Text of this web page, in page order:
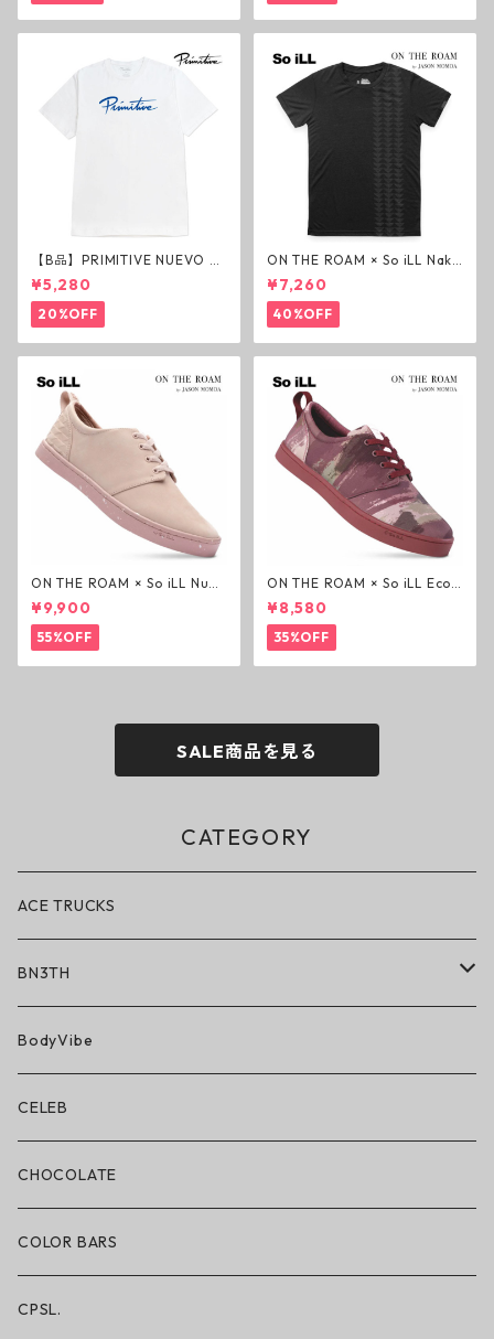
【B品】PRIMITIVE NUEVO SC
RIPT HW TEE WHITE ヘビー
ウェイトTシャツ ホワイト プ
リミティブ
¥5,280
20%OFF
ON THE ROAM × So iLL Nako
a Tee Tシャツ ウルフブラック
オンザローム ジェイソンモモ
ア OTR ビンテージ加工
¥7,260
40%OFF
ON THE ROAM × So iLL Nubu
ck Wino ライフスタイルシュ
ーズ ダーティーピンク オンザ
ローム ジェイソンモモア OTR
スニーカー
¥9,900
55%OFF
ON THE ROAM × So iLL Eco
Camo Wino ライフスタイル
シューズ カモ オンザローム ジ
ェイソンモモア OTR スニーカ
ー
¥8,580
35%OFF
SALE商品を見る
CATEGORY
ACE TRUCKS
BN3TH
BN3TH × ON THE ROAM
ボクサーブリーフ/ショート丈
ボクサーブリーフ/ロング丈
ショートパンツ/2 IN 1
レギンス/フルレングス10分丈
BodyVibe
CELEB
CHOCOLATE
COLOR BARS
CPSL.